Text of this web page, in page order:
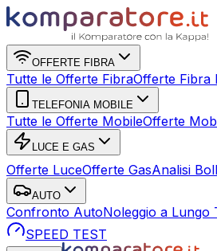
OFFERTE FIBRA
Tutte le Offerte FibraOfferte Fibra
TELEFONIA MOBILE
Tutte le Offerte MobileOfferte
LUCE E GAS
Offerte LuceOfferte GasAnalisi
AUTO
Confronto AutoNoleggio a Lungo
SPEED TEST